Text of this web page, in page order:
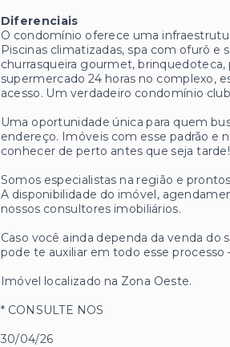
Diferenciais
O condomínio oferece uma
Piscinas climatizadas, spa com ofurô e
churrasqueira gourmet,
supermercado 24 horas no complexo,
acesso. Um verdadeiro condomínio
Uma oportunidade única para quem
endereço. Imóveis com esse padrão e
conhecer de perto antes que seja tarde!
Somos especialistas na região e
A disponibilidade do imóvel,
nossos consultores imobiliários.
Caso você ainda dependa da venda
pode te auxiliar em todo esse
Imóvel localizado na Zona Oeste.
* CONSULTE NOS
30/04/26